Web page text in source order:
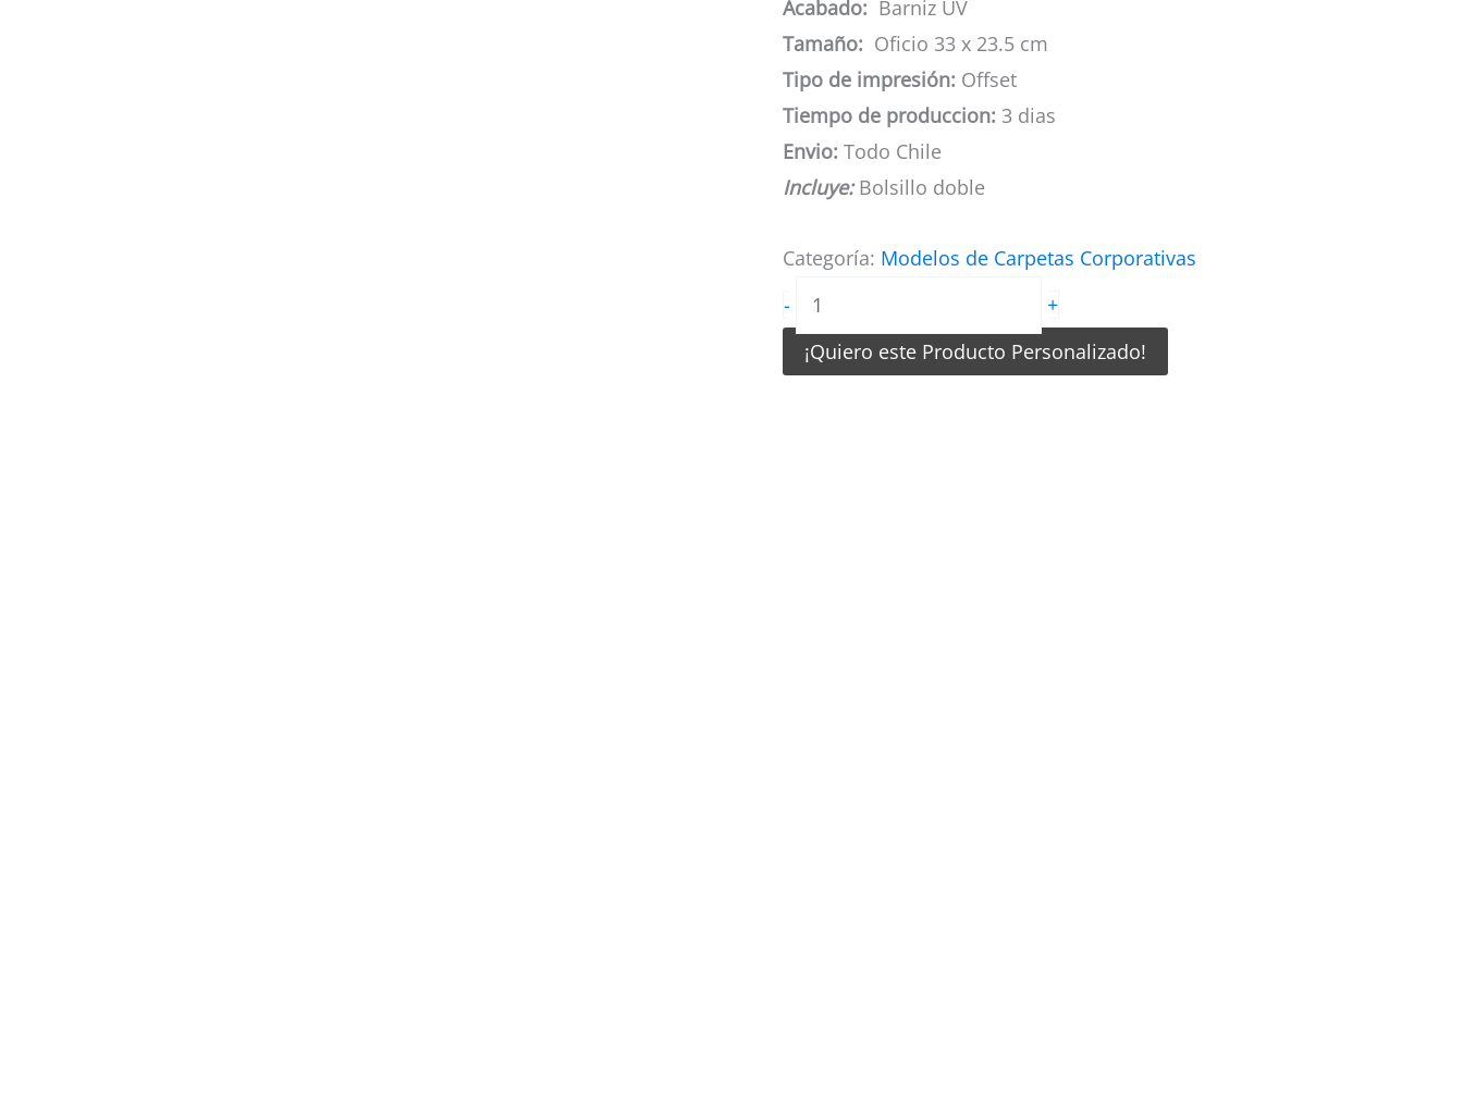
Acabado: Barniz UV
Tamaño: Oficio 33 x 23.5 cm
Tipo de impresión: Offset
Tiempo de produccion: 3 dias
Envio: Todo Chile
Incluye:Bolsillo doble
Categoría: Modelos de Carpetas Corporativas
-
Carpetas
Sectorizadas
+
¡Quiero este Producto Personalizado!